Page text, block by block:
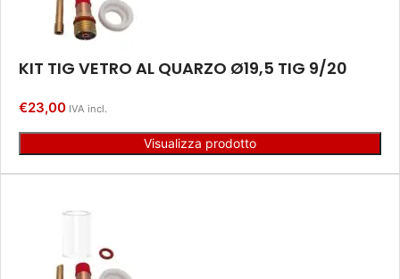
KIT TIG VETRO AL QUARZO Ø19,5 TIG 9/20
€23,00 IVA incl.
Visualizza prodotto